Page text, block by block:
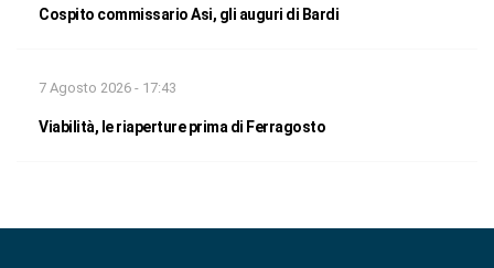
Cospito commissario Asi, gli auguri di Bardi
7 Agosto 2026 - 17:43
Viabilità, le riaperture prima di Ferragosto